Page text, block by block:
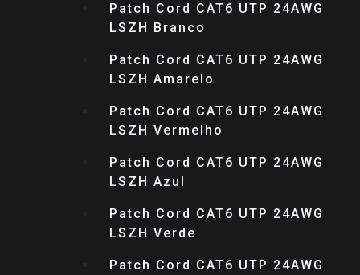
Patch Cord CAT6 UTP 24AWG
LSZH Branco
Patch Cord CAT6 UTP 24AWG
LSZH Amarelo
Patch Cord CAT6 UTP 24AWG
LSZH Vermelho
Patch Cord CAT6 UTP 24AWG
LSZH Azul
Patch Cord CAT6 UTP 24AWG
LSZH Verde
Patch Cord CAT6 UTP 24AWG